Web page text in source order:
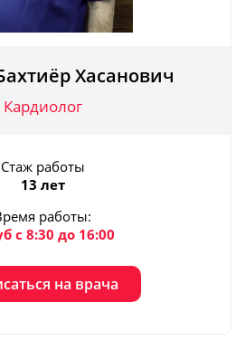
Хасанович
Кардиолог
Стаж работы
13 лет
работы:
с 8:30 до 16:00
на врача